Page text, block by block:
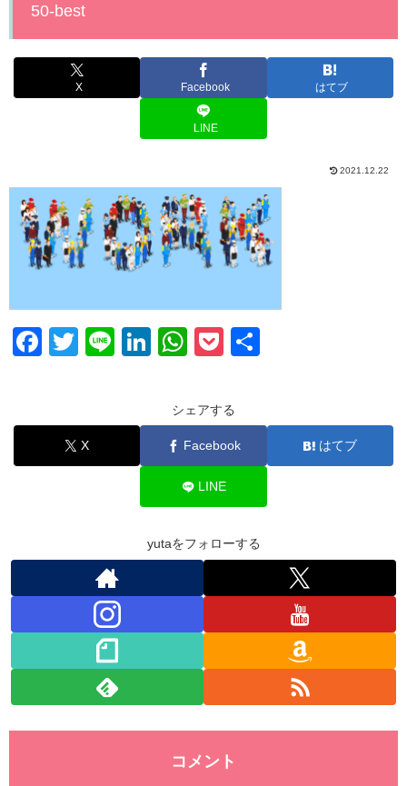
50-best
X Facebook はてブ
LINE
2021.12.22
F
e
b
T
er
Li
Li
e
dI
W
at
s
A
p
p
P
ck
et
シェアする
X Facebook はてブ
LINE
yutaをフォローする
コメント